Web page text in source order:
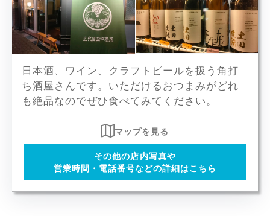
土田、NEW ENGI、手取川、深然など
日本酒、ワイン、クラフトビールを扱う角打
ち酒屋さんです。いただけるおつまみがどれ
も絶品なのでぜひ食べてみてください。
マップを見る
その他の店内写真や
営業時間・電話番号などの詳細はこちら